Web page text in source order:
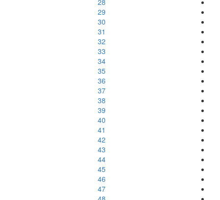
28
29
30
31
32
33
34
35
36
37
38
39
40
41
42
43
44
45
46
47